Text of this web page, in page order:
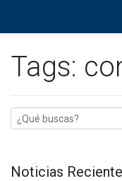
Tags:
Noticias